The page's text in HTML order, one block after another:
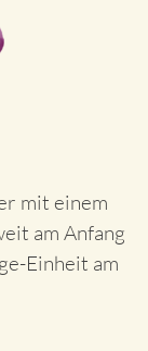
mit einem
am Anfang
Einheit am